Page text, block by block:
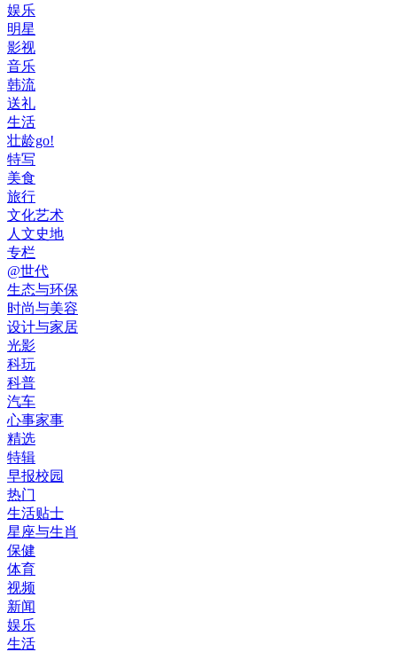
娱乐
明星
影视
音乐
韩流
送礼
生活
壮龄go!
特写
美食
旅行
文化艺术
人文史地
专栏
@世代
生态与环保
时尚与美容
设计与家居
光影
科玩
科普
汽车
心事家事
精选
特辑
早报校园
热门
生活贴士
星座与生肖
保健
体育
视频
新闻
娱乐
生活